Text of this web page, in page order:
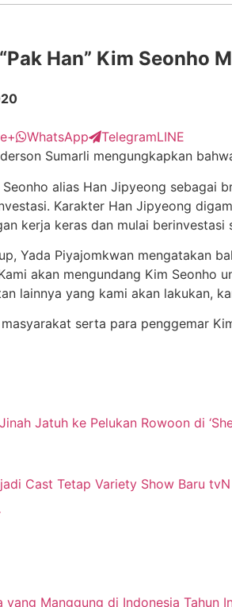
Han” Kim
WhatsApp TelegramLINE
Sumarli mengungkapkan
alias Han Jipyeong sebagai
Karakter Han Jipyeong
kerja keras dan mulai berinvestasi
Yada Piyajomkwan mengatakan
akan mengundang Kim
lainnya yang kami akan lakukan,
serta para penggemar
Jatuh ke Pelukan Rowoon di
Cast Tetap Variety Show Baru tvN
Manggung di Indonesia Tahun